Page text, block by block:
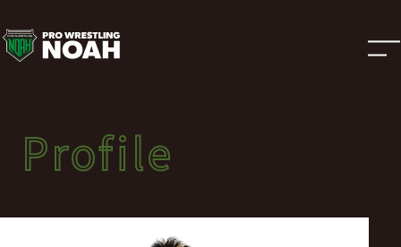
選
手
紹
介
|
Profile
選手紹介
Profile